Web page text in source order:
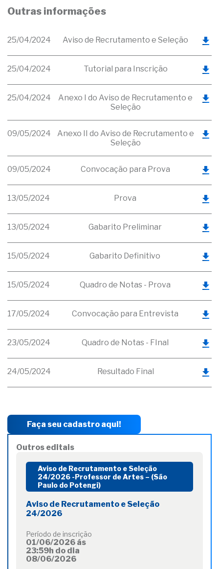
Outras informações
25/04/2024 Aviso de Recrutamento e Seleção
25/04/2024 Tutorial para Inscrição
25/04/2024
Anexo I do Aviso de Recrutamento e
Seleção
09/05/2024
Anexo II do Aviso de Recrutamento e
Seleção
09/05/2024 Convocação para Prova
13/05/2024 Prova
13/05/2024 Gabarito Preliminar
15/05/2024 Gabarito Definitivo
15/05/2024 Quadro de Notas - Prova
17/05/2024 Convocação para Entrevista
23/05/2024 Quadro de Notas - FInal
24/05/2024 Resultado Final
Faça seu cadastro aqui!
Outros editais
Aviso de Recrutamento e Seleção
24/2026 -Professor de Artes – (São
Paulo do Potengi)
Aviso de Recrutamento e Seleção
24/2026
Período de inscrição
01/06/2026 ás
23:59h do dia
08/06/2026